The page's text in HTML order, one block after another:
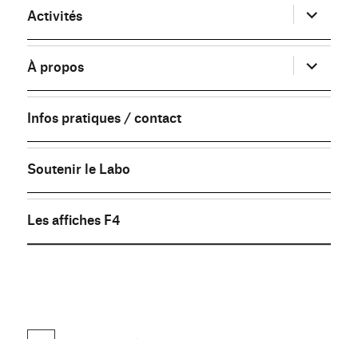
Activités ouvrir
le
sous-
menu
À propos
ouvrir
le
sous-
menu
Infos pratiques / contact
Soutenir le Labo
Les affiches F4